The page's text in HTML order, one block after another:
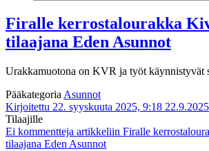
Firalle kerrostalourakka
tilaajana Eden Asunnot
Urakkamuotona on KVR ja työt käynnistyvät
Pääkategoria Asunnot
Kirjoitettu 22. syyskuuta 2025, 9:18 22.9.2025
Tilaajille
Ei kommentteja artikkeliin Firalle
tilaajana Eden Asunnot